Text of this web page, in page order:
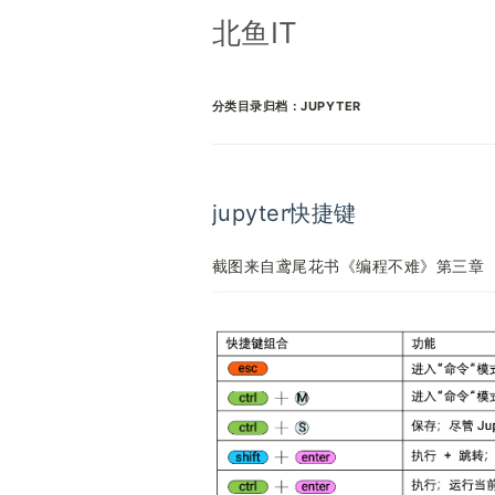
北鱼IT
分类目录归档：JUPYTER
jupyter快捷键
截图来自鸢尾花书《编程不难》第三章